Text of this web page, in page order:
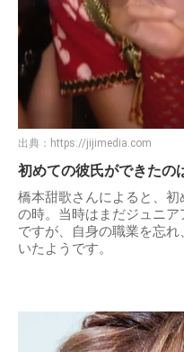
出典： https://jijimedia.com
初めての彼氏ができたの
橋本甜歌さんによると、
の時。当時はまだジュニ
ですが、自身の職業を忘
いたようです。